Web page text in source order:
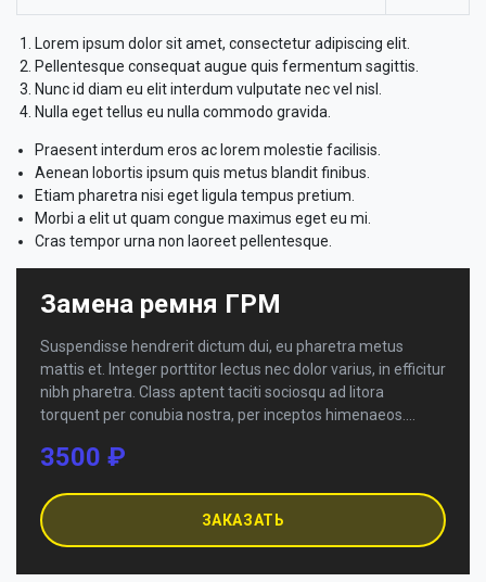
Lorem ipsum dolor sit amet, consectetur adipiscing elit.
Pellentesque consequat augue quis fermentum sagittis.
Nunc id diam eu elit interdum vulputate nec vel nisl.
Nulla eget tellus eu nulla commodo gravida.
Praesent interdum eros ac lorem molestie facilisis.
Aenean lobortis ipsum quis metus blandit finibus.
Etiam pharetra nisi eget ligula tempus pretium.
Morbi a elit ut quam congue maximus eget eu mi.
Cras tempor urna non laoreet pellentesque.
Замена ремня ГРМ
Suspendisse hendrerit dictum dui, eu pharetra metus
mattis et. Integer porttitor lectus nec dolor varius, in efficitur
nibh pharetra. Class aptent taciti sociosqu ad litora
torquent per conubia nostra, per inceptos himenaeos.
Pellentesque at varius purus, eget fringilla sapien. Nunc a
et.
3500 ₽
ЗАКАЗАТЬ